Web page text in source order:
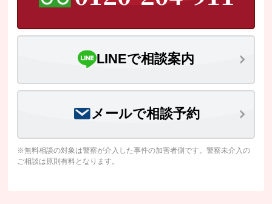
LINEで相談案内
メールで相談予約
※無料相談の対象は警察が介入した事件の加害者側です。警察未介入の
ご相談は原則有料となります。